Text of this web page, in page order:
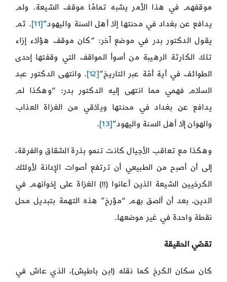
موقفهم في هذا الأمر يشبه تمامًا موقف الشيعة. ولم
يدافع عن بغداد في محنتها إلا أهل السنة واليهود”[11]
. ثم
يقول الدكتور بدر في موضع آخر: “كان موقف هؤلاء إزاء
تلك الكارثة الرهيبة من أسوأ المواقف التي وقفتها إحدى
الطوائف في أية أمّة عبر التاريخ”[12]
. وانتهى الدكتور عبد
السلام فهمي مما انتهى إليه الدكتور بدر: “وهكذا لم
يدافع عن بغداد في محنتها ويلاقي من الغزاة العذاب
والهوان إلا أهل السنة واليهود”[13]
.
وهكذا مع تعاقب الأجيال كانت تنمو بذرة الشقاق والفرقة،
إلى أن أصبح من الطبيعي أن ترتفع أصوات الإدانة لأولئك
الكرخيين الشيعة الذين أعانوا (!!) الغزاة على إخوانهم في
الدين، بعد أن ألصق بهم “مؤرخ” هذه التهمة بتبديل محل
نقطة واحدة في غير موضعها.
تقصّي الحقيقة
كان سكان الكرخ كما نقله (ابن باطيش)، الذي عاش في